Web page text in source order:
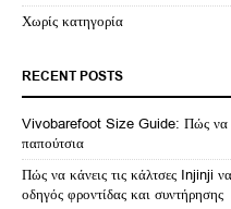
Χωρίς κατηγορία
RECENT POSTS
Vivobarefoot Size Guide: Πώς να
παπούτσια
Πώς να κάνεις τις κάλτσες Injinji
οδηγός φροντίδας και συντήρησης